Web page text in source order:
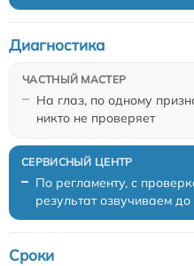
На глаз, по одному
никто не проверяет
Диагностика
По регламенту, с
результат озвучиваем
Сроки